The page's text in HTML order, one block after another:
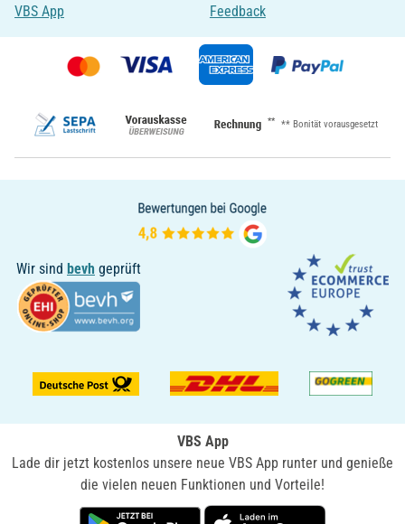
VBS App
Feedback
** ** Bonität vorausgesetzt
Wir sind bevh geprüft
VBS App
Lade dir jetzt kostenlos unsere neue VBS App runter und genieße
die vielen neuen Funktionen und Vorteile!